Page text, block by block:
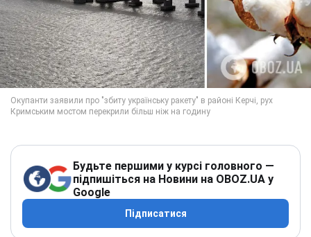
Будьте першими у курсі головного —
підпишіться на Новини на OBOZ.UA у
Google
Підписатися